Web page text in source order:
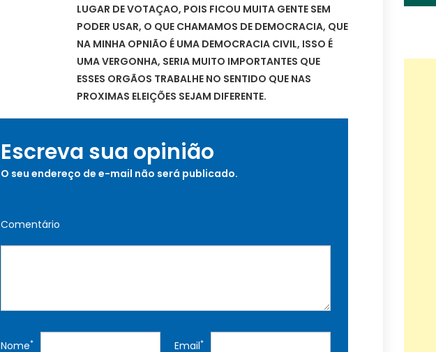
LUGAR DE VOTAÇAO, POIS FICOU MUITA GENTE SEM
PODER USAR, O QUE CHAMAMOS DE DEMOCRACIA, QUE
NA MINHA OPNIÃO É UMA DEMOCRACIA CIVIL, ISSO É
UMA VERGONHA, SERIA MUITO IMPORTANTES QUE
ESSES ORGÃOS TRABALHE NO SENTIDO QUE NAS
PROXIMAS ELEIÇÕES SEJAM DIFERENTE.
Escreva sua opinião
O seu endereço de e-mail não será publicado.
Comentário
Nome* Email*